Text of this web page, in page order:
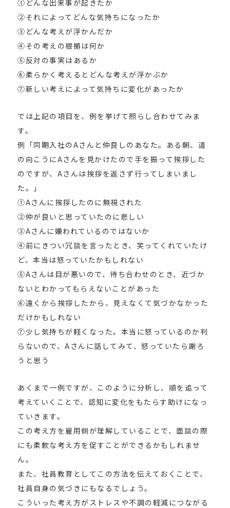
①どんな出来事が起きたか
②それによってどんな気持ちになったか
③どんな考えが浮かんだか
④その考えの根拠は何か
⑤反対の事実はあるか
⑥柔らかく考えるとどんな考えが浮かぶか
⑦新しい考えによって気持ちに変化があったか
では上記の項目を、例を挙げて照らし合わせてみま
す。
例「同期入社のAさんと仲良しのあなた。ある朝、道
の向こうにAさんを見かけたので手を振って挨拶した
のですが、Aさんは挨拶を返さず行ってしまいまし
た。」
①Aさんに挨拶したのに無視された
②仲が良いと思っていたのに悲しい
③Aさんに嫌われているのではないか
④前にきつい冗談を言ったとき、笑ってくれていたけ
ど、本当は怒っていたかもしれない
⑤Aさんは目が悪いので、待ち合わせのとき、近づか
ないとわかってもらえないことがあった
⑥遠くから挨拶したから、見えなくて気づかなかった
だけかもしれない
⑦少し気持ちが軽くなった。本当に怒っているのか判
らないので、Aさんに話してみて、怒っていたら謝ろ
うと思う
あくまで一例ですが、このように分析し、順を追って
考えていくことで、認知に変化をもたらす助けになっ
ていきます。
この考え方を雇用側が理解していることで、面談の際
にも柔軟な考え方を促すことができるかもしれませ
ん。
また、社員教育としてこの方法を伝えておくことで、
社員自身の気づきにもなるでしょう。
こういった考え方がストレスや不調の軽減につながる